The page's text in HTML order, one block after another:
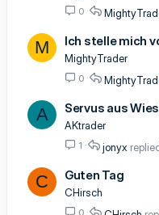
0
M Ich stelle mich
MightyTrader
0
A Servus aus
AKtrader
1 jonyx
C Guten Tag
CHirsch
0